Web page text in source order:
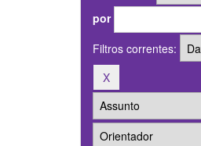
por
Filtros correntes: